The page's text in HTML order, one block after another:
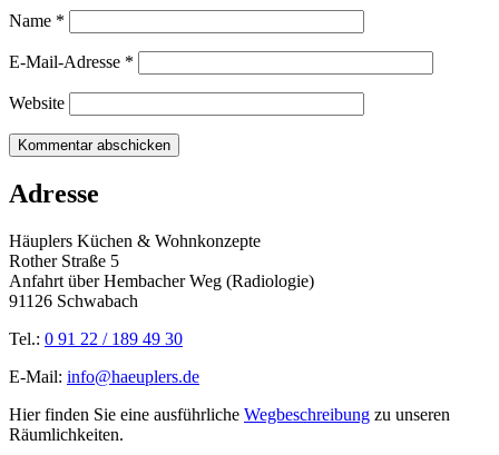
Name *
E-Mail-Adresse *
Website
Adresse
Häuplers Küchen & Wohnkonzepte
Rother Straße 5
Anfahrt über Hembacher Weg (Radiologie)
91126 Schwabach
Tel.: 0 91 22 / 189 49 30
E-Mail: info@haeuplers.de
Hier finden Sie eine ausführliche Wegbeschreibung zu unseren
Räumlichkeiten.